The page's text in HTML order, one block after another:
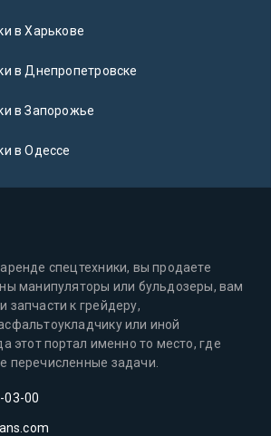
в Харькове
в Днепропетровске
в Запорожье
в Одессе
спецтехники, вы продаете
манипуляторы или бульдозеры, вам
запчасти к грейдеру,
или иной
этот портал именно то место, где
перечисленные задачи.
03-00